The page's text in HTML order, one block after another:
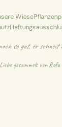
Wiese
so gut, er schneit
gesammelt vonRofu